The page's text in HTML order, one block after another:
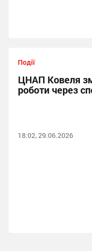
Події
ЦНАП Ковеля
роботи через
18:02, 29.06.2026